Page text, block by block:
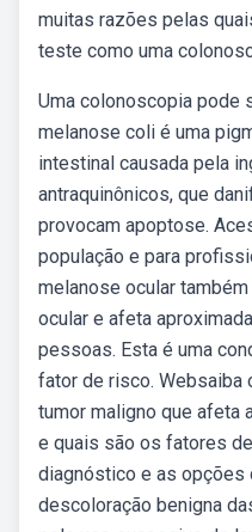
muitas razões pelas
teste como uma
Uma colonoscopia pode
melanose coli é uma
intestinal causada pela
antraquinônicos, que
provocam apoptose.
população e para
melanose ocular
ocular e afeta
pessoas. Esta é uma
fator de risco. Websaiba
tumor maligno que afeta
e quais são os fatores
diagnóstico e as opções
descoloração benigna